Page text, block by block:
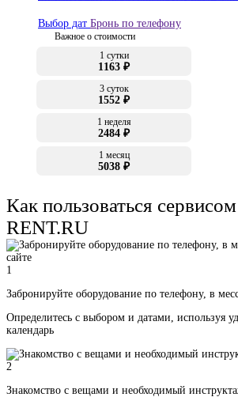
Выбор дат Бронь по телефону
Важное о стоимости
1 сутки
1163 ₽
3 суток
1552 ₽
1 неделя
2484 ₽
1 месяц
5038 ₽
Как пользоваться
RENT.RU
1
Забронируйте оборудование по телефону, в
Определитесь с выбором и датами, используя
календарь
2
Знакомство с вещами и необходимый